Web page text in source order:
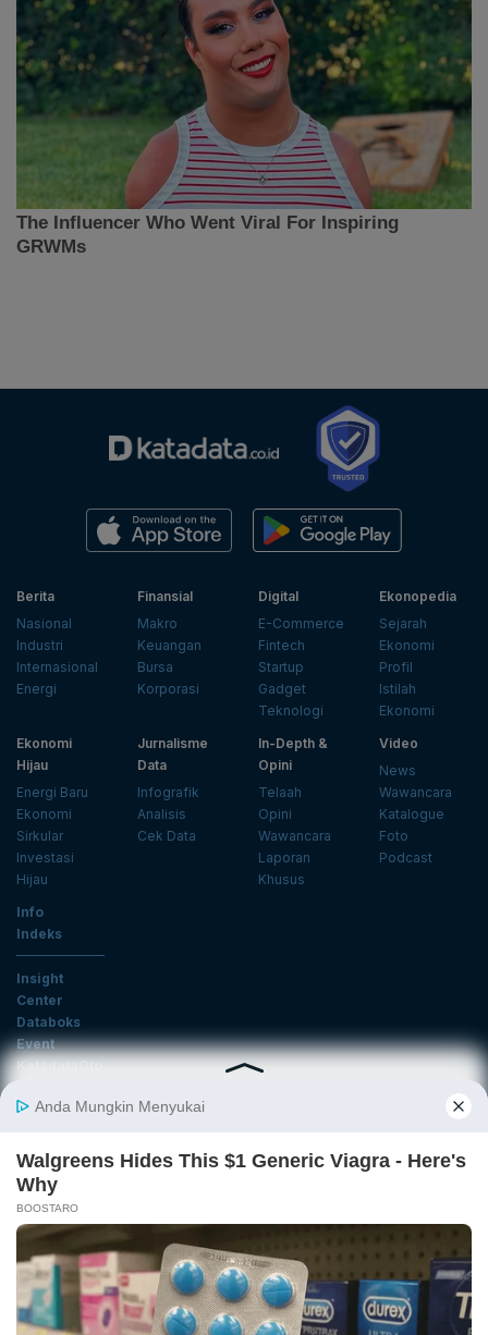
Berita
Nasional
Industri
Internasional
Energi
Finansial
Makro
Keuangan
Bursa
Korporasi
Digital
E-Commerce
Fintech
Startup
Gadget
Teknologi
Ekonopedia
Sejarah
Ekonomi
Profil
Istilah
Ekonomi
Ekonomi
Hijau
Energi Baru
Ekonomi
Sirkular
Investasi
Hijau
Jurnalisme
Data
Infografik
Analisis
Cek Data
In-Depth &
Opini
Telaah
Opini
Wawancara
Laporan
Khusus
Video
News
Wawancara
Katalogue
Foto
Podcast
Info
Indeks
Insight
Center
Databoks
Event
KatadataOto
Email
Daftar
Tentang Katadata Advertising Karier
Pedoman Media Siber
Kebijakan Privasi
Disclaimer Hubungi Kami